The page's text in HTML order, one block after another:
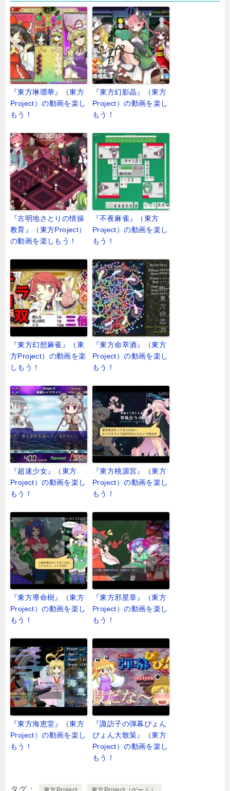
『東方琳瑯華』（東方
Project）の動画を楽し
もう！
『東方幻影晶』（東方
Project）の動画を楽し
もう！
『古明地さとりの情操
教育』（東方Project）
の動画を楽しもう！
『不夜麻雀』（東方
Project）の動画を楽し
もう！
『東方幻想麻雀』（東
方Project）の動画を楽
しもう！
『東方命萃酒』（東方
Project）の動画を楽し
もう！
『超速少女』（東方
Project）の動画を楽し
もう！
『東方桃源宮』（東方
Project）の動画を楽し
もう！
『東方導命樹』（東方
Project）の動画を楽し
もう！
『東方邪星章』（東方
Project）の動画を楽し
もう！
『東方海恵堂』（東方
Project）の動画を楽し
もう！
『諏訪子の弾幕ぴょん
ぴょん大散策』（東方
Project）の動画を楽し
もう！
タグ